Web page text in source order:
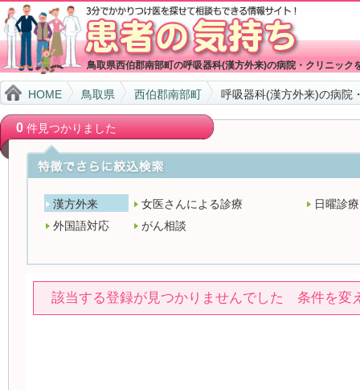
鳥取県西伯郡南部町の呼吸器科(漢方外来)の病院・クリニック
HOME 鳥取県 西伯郡南部町 呼吸器科(漢方外来)の病院
0件見つかりました
漢方外来 女医さんによる診療
日曜診療
外国語対応
がん相談
該当する登録が見つかりませんでした 条件を